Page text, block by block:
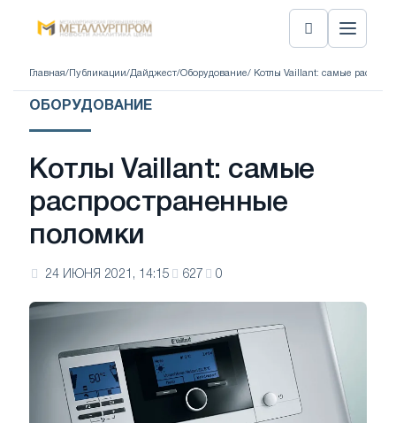
Главная/ Публикации/Дайджест/Оборудование/ Котлы Vaillant: самые
ОБОРУДОВАНИЕ
Котлы Vaillant: самые
распространенные
поломки
24 ИЮНЯ 2021, 14:15 627 0